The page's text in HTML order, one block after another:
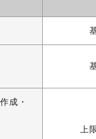
成・
上